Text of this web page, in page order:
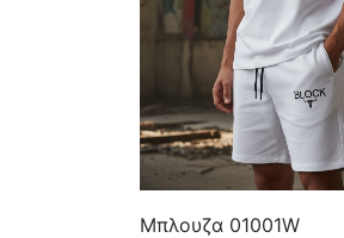
Μπλουζα 01001W